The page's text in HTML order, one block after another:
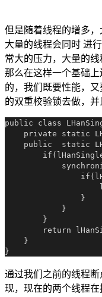
但是随着线程的增多，
大量的线程会同时 进
常大的压力，大量的线
那么在这样一个基础
的，我们既要性能，
的双重校验锁去做，并
public class
private static
public  static
                }
            }
        }
return
    }
通过我们之前的线程
现，现在的两个线程